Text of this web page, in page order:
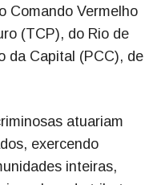
Comando Vermelho
(TCP), do Rio de
da Capital (PCC), de
atuariam
exercendo
inteiras,